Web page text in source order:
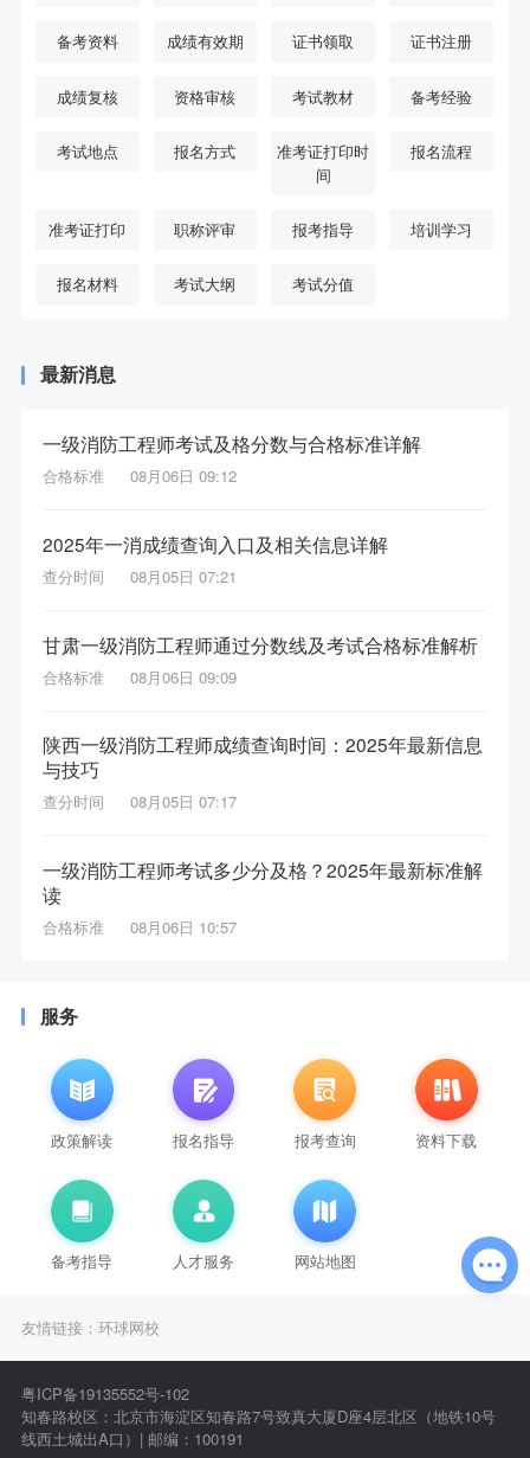
备考资料 成绩有效期 证书领取 证书注册
成绩复核 资格审核 考试教材 备考经验
考试地点 报名方式
准考证打印时
间
报名流程
准考证打印 职称评审 报考指导 培训学习
报名材料 考试大纲 考试分值
最新消息
一级消防工程师考试及格分数与合格标准详解
合格标准 08月06日 09:12
2025年一消成绩查询入口及相关信息详解
查分时间 08月05日 07:21
甘肃一级消防工程师通过分数线及考试合格标准解析
合格标准 08月06日 09:09
陕西一级消防工程师成绩查询时间：2025年最新信息
与技巧
查分时间 08月05日 07:17
一级消防工程师考试多少分及格？2025年最新标准解
读
合格标准 08月06日 10:57
服务
政策解读 报名指导 报考查询 资料下载
备考指导 人才服务 网站地图
友情链接： 环球网校
粤ICP备19135552号-102
知春路校区：北京市海淀区知春路7号致真大厦D座4层北区（地铁10号
线西土城出A口）| 邮编：100191